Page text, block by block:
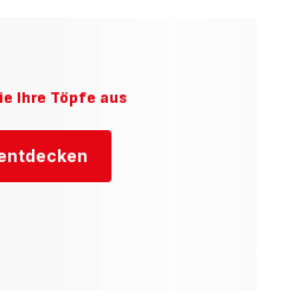
Ihre Töpfe aus